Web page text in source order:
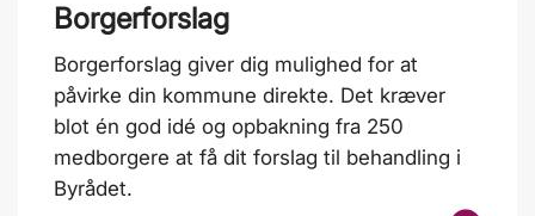
Borgerforslag
Borgerforslag giver dig mulighed for at
påvirke din kommune direkte. Det kræver
blot én god idé og opbakning fra 250
medborgere at få dit forslag til behandling i
Byrådet.